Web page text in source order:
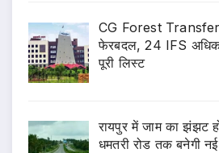
CG Forest Transfer
फेरबदल, 24 IFS
पूरी लिस्ट
रायपुर में जाम का झंझट
धमतरी रोड तक बनेगी